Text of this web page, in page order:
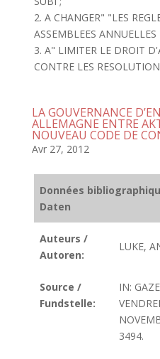
2. A CHANGER" "LES
ASSEMBLEES
3. A" LIMITER LE DROIT
CONTRE LES
LA GOUVERNANCE
ALLEMAGNE ENTRE
NOUVEAU CODE DE
Avr 27, 2012
Données
Daten
Auteurs /
Autoren:
LUKE,
Source /
Fundstelle:
IN:
3494.